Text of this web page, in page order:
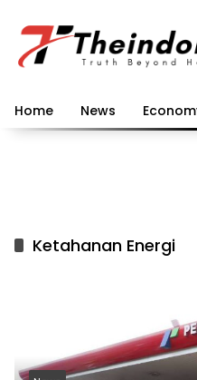
konten
Home News
Ketahanan Energi